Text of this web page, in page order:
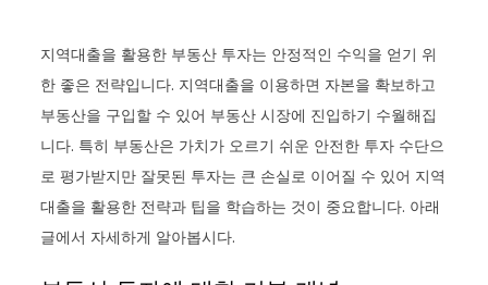
지역대출을 활용한 부동산 투자는 안정적인 수익을 얻기 위
한 좋은 전략입니다. 지역대출을 이용하면 자본을 확보하고
부동산을 구입할 수 있어 부동산 시장에 진입하기 수월해집
니다. 특히 부동산은 가치가 오르기 쉬운 안전한 투자 수단으
로 평가받지만 잘못된 투자는 큰 손실로 이어질 수 있어 지역
대출을 활용한 전략과 팁을 학습하는 것이 중요합니다. 아래
글에서 자세하게 알아봅시다.